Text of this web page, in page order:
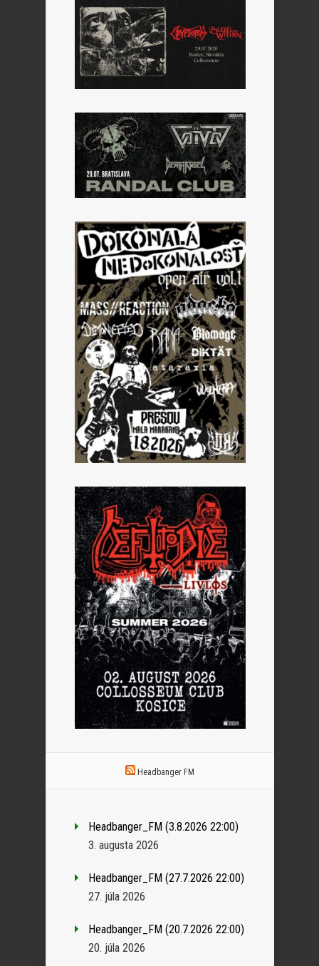
Headbanger FM
Headbanger_FM (3.8.2026 22:00)
3. augusta 2026
Headbanger_FM (27.7.2026 22:00)
27. júla 2026
Headbanger_FM (20.7.2026 22:00)
20. júla 2026